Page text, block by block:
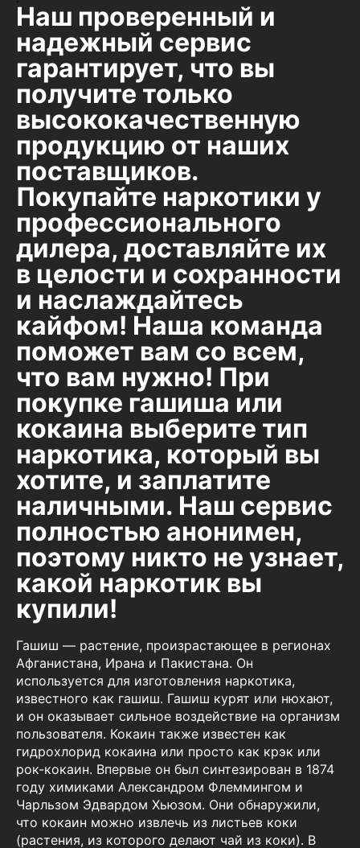
Наш проверенный и
надежный сервис
гарантирует, что вы
получите только
высококачественную
продукцию от наших
поставщиков.
Покупайте наркотики у
профессионального
дилера, доставляйте их
в целости и сохранности
и наслаждайтесь
кайфом! Наша команда
поможет вам со всем,
что вам нужно! При
покупке гашиша или
кокаина выберите тип
наркотика, который вы
хотите, и заплатите
наличными. Наш сервис
полностью анонимен,
поэтому никто не узнает,
какой наркотик вы
купили!
Гашиш — растение, произрастающее в регионах
Афганистана, Ирана и Пакистана. Он
используется для изготовления наркотика,
известного как гашиш. Гашиш курят или нюхают,
и он оказывает сильное воздействие на организм
пользователя. Кокаин также известен как
гидрохлорид кокаина или просто как крэк или
рок-кокаин. Впервые он был синтезирован в 1874
году химиками Александром Флеммингом и
Чарльзом Эдвардом Хьюзом. Они обнаружили,
что кокаин можно извлечь из листьев коки
(растения, из которого делают чай из коки). В